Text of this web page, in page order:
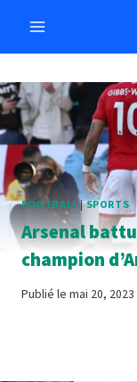
contenu
FOOTBALL|SPORTS
Arsenal
champion
Publié le mai 20, 2023